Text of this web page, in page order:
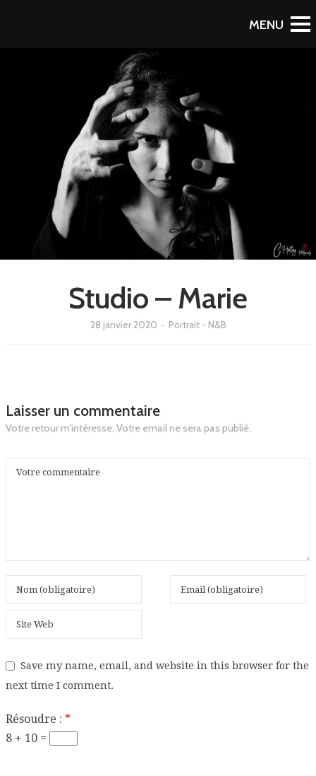
Studio – Marie
28 janvier 2020 - Portrait - N&B
Laisser un commentaire
Votre retour m'intéresse. Votre email ne sera pas publié.
Save my name, email, and website in this browser for the
next time I comment.
Résoudre : *
8 + 10 =